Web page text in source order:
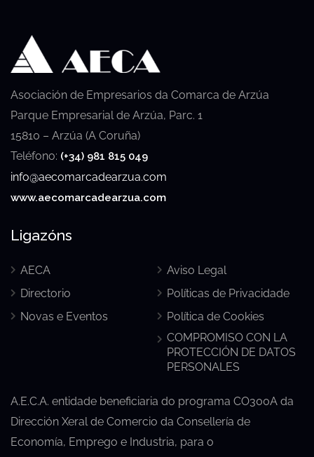
Asociación de Empresarios da Comarca de Arzúa
Parque Empresarial de Arzúa, Parc. 1
15810 – Arzúa (A Coruña)
Teléfono: (+34) 981 815 049
info@aecomarcadearzua.com
www.aecomarcadearzua.com
Ligazóns
AECA
Directorio
Novas e Eventos
Aviso Legal
Políticas de Privacidade
Política de Cookies
COMPROMISO CON LA
PROTECCIÓN DE DATOS
PERSONALES
A.E.C.A. entidade beneficiaria do programa CO300A da
Dirección Xeral de Comercio da Consellería de
Economía, Emprego e Industria, para o